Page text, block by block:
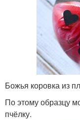
Божья коровка из
По этому образцу
пчёлку.